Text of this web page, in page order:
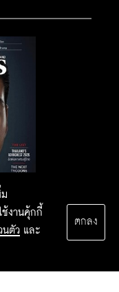
ช้งานคุ้กกี้
นตัว และ
ตกลง
RESERVED